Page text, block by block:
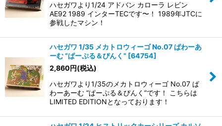
ハセガワより1/24 アドバン カローラ レビン
AE92 1989 インターTECです〜！ 1989年JTCに
参戦したマシン！
ハセガワ 1/35 メカトロウィーゴ No.07 ぱわーあ
ーむ “ぱーぷる＆ぴんく” [64754]
2,860円(税込)
ハセガワより1/35のメカトロウィーゴ No.07 ぱ
わーあーむ “ぱーぷる＆ぴんく”です！ こちらは
LIMITED EDITIONとなっております！